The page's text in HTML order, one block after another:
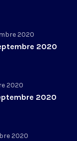
2020
2020
2020
2020
2020